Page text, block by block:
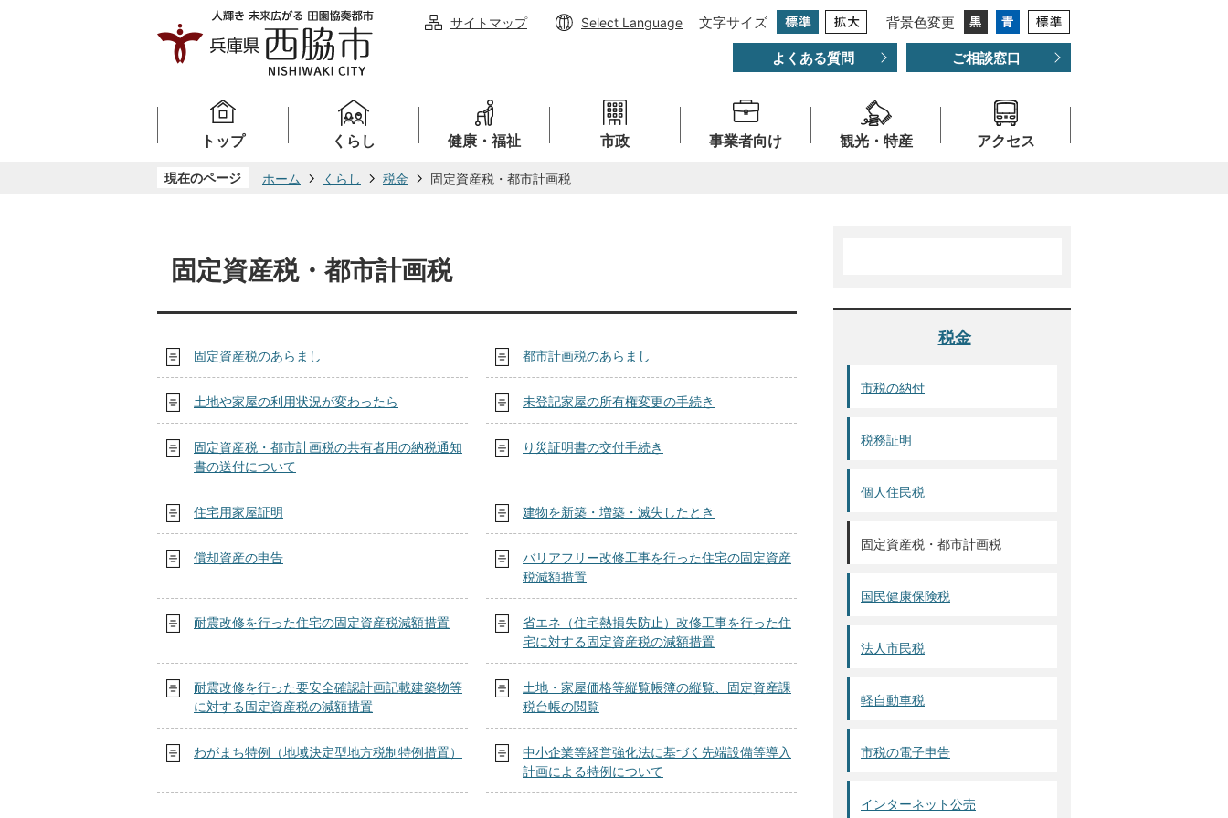
サイトマップ Select Language 文字サイズ 背景色変更
よくある質問 ご相談窓口
トップ くらし 健康・福祉 市政 事業者向け 観光・特産 アクセス
現在のページ ホーム くらし 税金 固定資産税・都市計画税
固定資産税・都市計画税
固定資産税のあらまし 都市計画税のあらまし
土地や家屋の利用状況が変わったら 未登記家屋の所有権変更の手続き
固定資産税・都市計画税の共有者用の納税通知
書の送付について
り災証明書の交付手続き
住宅用家屋証明 建物を新築・増築・滅失したとき
償却資産の申告
バリアフリー改修工事を行った住宅の固定資産
税減額措置
耐震改修を行った住宅の固定資産税減額措置
省エネ（住宅熱損失防止）改修工事を行った住
宅に対する固定資産税の減額措置
耐震改修を行った要安全確認計画記載建築物等
に対する固定資産税の減額措置
土地・家屋価格等縦覧帳簿の縦覧、固定資産課
税台帳の閲覧
わがまち特例（地域決定型地方税制特例措置）
中小企業等経営強化法に基づく先端設備等導入
計画による特例について
税金
市税の納付
税務証明
個人住民税
固定資産税・都市計画税
国民健康保険税
法人市民税
軽自動車税
市税の電子申告
インターネット公売